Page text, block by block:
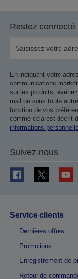
Restez connecté
En indiquant votre
communications
sur les produits,
mail ou sous toute
fonction de vos
comme cela est décrit
informations
Suivez-nous
Service clients
Dernières offres
Promotions
Enregistrement de
Retour de